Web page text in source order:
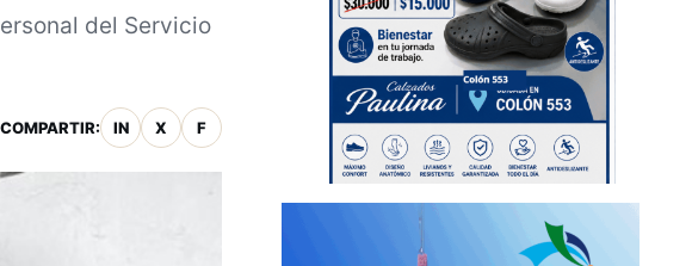
del Servicio
COMPARTIR: IN X F